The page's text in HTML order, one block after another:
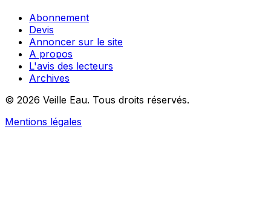
Abonnement
Devis
Annoncer sur le site
A propos
L'avis des lecteurs
Archives
© 2026 Veille Eau. Tous droits réservés.
Mentions légales